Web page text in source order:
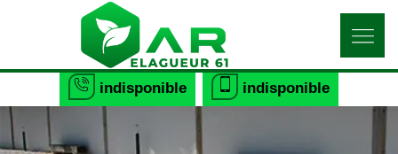
indisponible indisponible